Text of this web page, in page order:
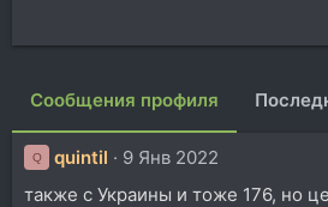
Сообщения профиля
Q quintil
9 Янв 2022
также с Украины и тоже 176, но